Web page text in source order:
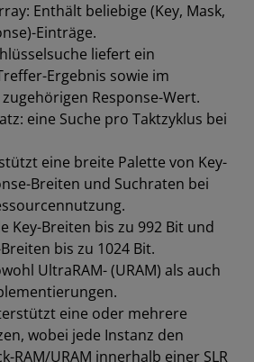
Enthält beliebige (Key, Mask,
Einträge.
liefert ein
Ergebnis sowie im
Response-Wert.
eine Suche pro Taktzyklus bei
eine breite Palette von Key-
Breiten und Suchraten bei
Key-Breiten bis zu 992 Bit und
bis zu 1024 Bit.
UltraRAM- (URAM) als auch
eine oder mehrere
wobei jede Instanz den
RAM/URAM innerhalb einer SLR